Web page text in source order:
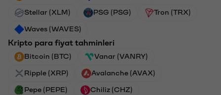
Stellar (XLM) PSG (PSG) Tron (TRX)
Waves (WAVES)
Kripto para fiyat tahminleri
Bitcoin (BTC) Vanar (VANRY)
Ripple (XRP) Avalanche (AVAX)
Pepe (PEPE) Chiliz (CHZ)